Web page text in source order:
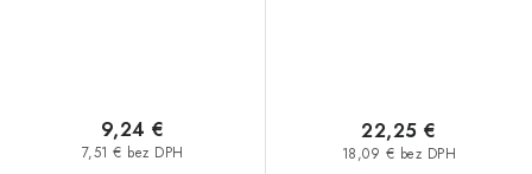
7,51 € bez DPH
9,24 €
18,09 € bez DPH
22,25 €